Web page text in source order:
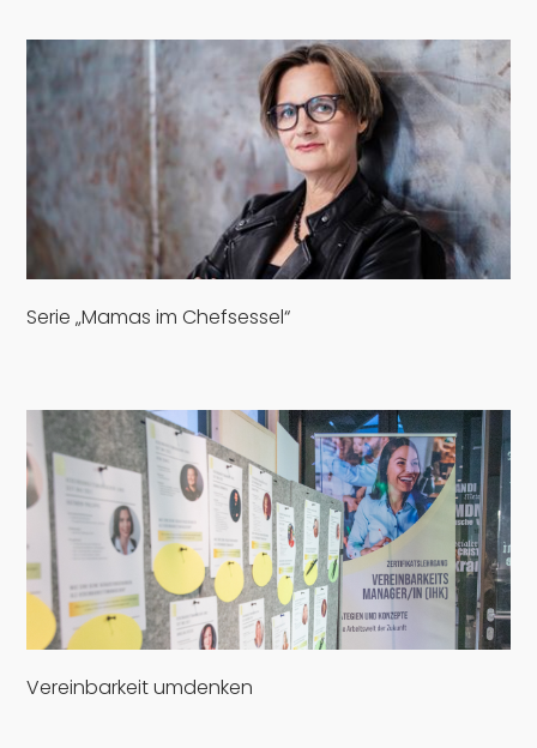
Serie „Mamas im Chefsessel“
Vereinbarkeit umdenken